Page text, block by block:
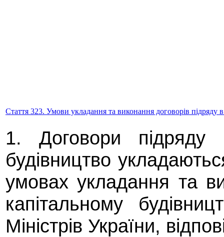
Стаття 323. Умови укладання та виконання договорів підряду
1. Договори підряду
будівництво
умовах укладання та
капітальному
Міністрів України,